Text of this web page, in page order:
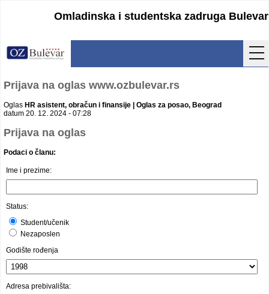
Omladinska i studentska zadruga Bulevar
Usluge
Kontakt
Prijava na oglas www.ozbulevar.rs
Oglas HR asistent, obračun i finansije | Oglas za posao, Beograd
datum 20. 12. 2024 - 07:28
Prijava na oglas
Podaci o članu:
Ime i prezime:
Status:
Student/učenik
Nezaposlen
Godište rođenja
Adresa prebivališta: